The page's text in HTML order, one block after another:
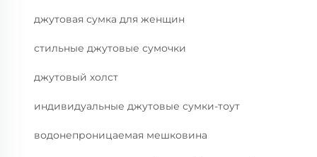
джутовая сумка для женщин
стильные джутовые сумочки
джутовый холст
индивидуальные джутовые сумки-тоут
водонепроницаемая мешковина